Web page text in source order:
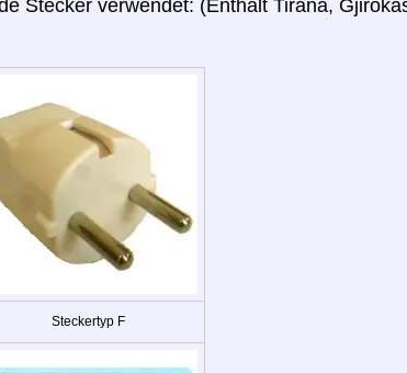
Stecker verwendet: (Enthält Tirana,
Steckertyp F